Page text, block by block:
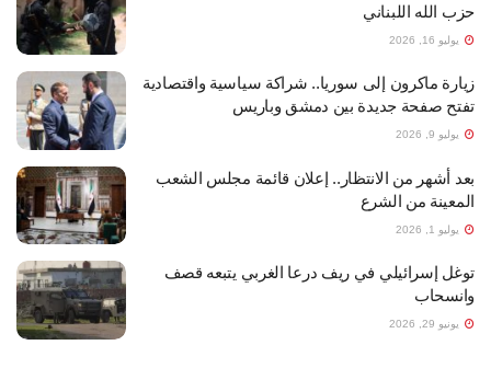
حزب الله اللبناني
يوليو 16, 2026
زيارة ماكرون إلى سوريا.. شراكة سياسية واقتصادية
تفتح صفحة جديدة بين دمشق وباريس
يوليو 9, 2026
بعد أشهر من الانتظار.. إعلان قائمة مجلس الشعب
المعينة من الشرع
يوليو 1, 2026
توغل إسرائيلي في ريف درعا الغربي يتبعه قصف
وانسحاب
يونيو 29, 2026